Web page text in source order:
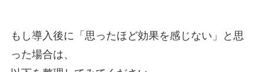
もし導入後に「思ったほど効果を感じない」と思
った場合は、